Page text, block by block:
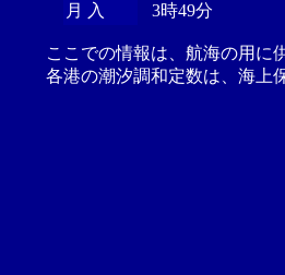
月 入
3時49分
ここでの情報は、航海の用に
各港の潮汐調和定数は、海上